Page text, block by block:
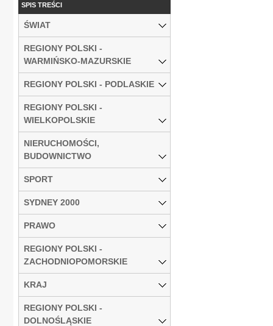
SPIS TREŚCI
ŚWIAT
REGIONY POLSKI -
WARMIŃSKO-MAZURSKIE
REGIONY POLSKI - PODLASKIE
REGIONY POLSKI -
WIELKOPOLSKIE
NIERUCHOMOŚCI,
BUDOWNICTWO
SPORT
SYDNEY 2000
PRAWO
REGIONY POLSKI -
ZACHODNIOPOMORSKIE
KRAJ
REGIONY POLSKI -
DOLNOŚLĄSKIE